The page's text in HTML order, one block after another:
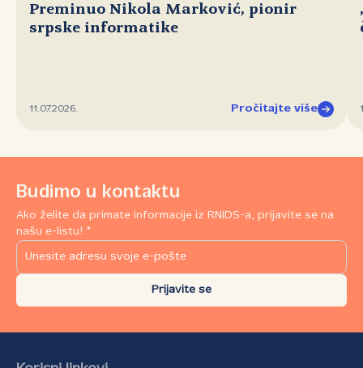
Preminuo Nikola Marković, pionir
srpske informatike
11.07.2026. Pročitajte više
Budimo u kontaktu
Ako želite da primate informacije iz RNIDS-a, prijavite se na
našu e-listu! *
Prijavite se